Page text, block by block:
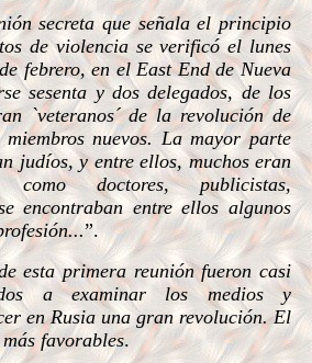
secreta que señala el principio
de violencia se verificó el lunes
febrero, en el East End de Nueva
sesenta y dos delegados, de los
`veteranos´ de la revolución de
nuevos. La mayor parte
judíos, y entre ellos, muchos eran
como doctores, publicistas,
encontraban entre ellos algunos
”.
esta primera reunión fueron casi
a examinar los medios y
en Rusia una gran revolución. El
favorables.